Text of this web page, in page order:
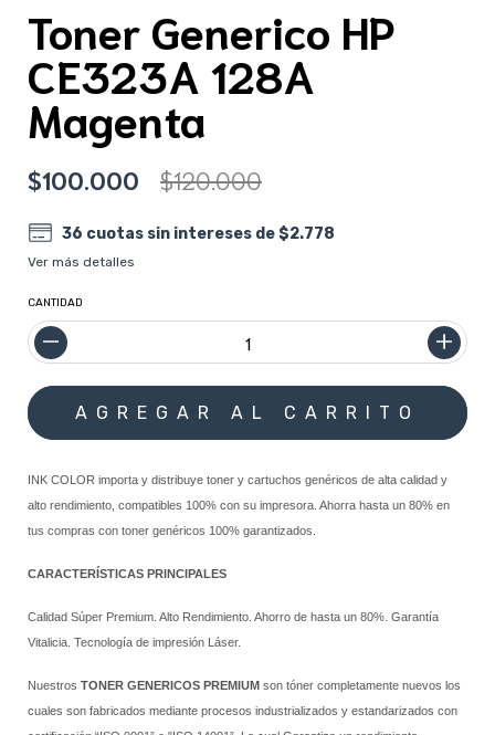
Toner Generico HP
CE323A 128A
Magenta
$100.000 $120.000
36 cuotas sin intereses de$2.778
Ver más detalles
CANTIDAD
INK COLOR importa y distribuye toner y cartuchos genéricos de alta calidad y
alto rendimiento, compatibles 100% con su impresora. Ahorra hasta un 80% en
tus compras con toner genéricos 100% garantizados.
CARACTERÍSTICAS PRINCIPALES
Calidad Súper Premium. Alto Rendimiento. Ahorro de hasta un 80%. Garantía
Vitalicia. Tecnología de impresión Láser.
Nuestros TONER GENERICOS PREMIUM son tóner completamente nuevos los
cuales son fabricados mediante procesos industrializados y estandarizados con